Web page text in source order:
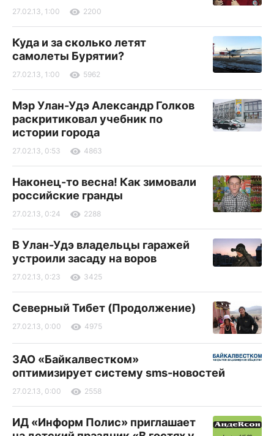
27.02.13, 1:00 2200
Куда и за сколько летят
самолеты Бурятии?
27.02.13, 1:00 5962
Мэр Улан-Удэ Александр Голков
раскритиковал учебник по
истории города
27.02.13, 0:53 4863
Наконец-то весна! Как зимовали
российские гранды
27.02.13, 0:24 2288
В Улан-Удэ владельцы гаражей
устроили засаду на воров
27.02.13, 0:23 3425
Северный Тибет (Продолжение)
27.02.13, 0:00 4975
ЗАО «Байкалвестком»
оптимизирует систему sms-новостей
27.02.13, 0:00 2558
ИД «Информ Полис» приглашает